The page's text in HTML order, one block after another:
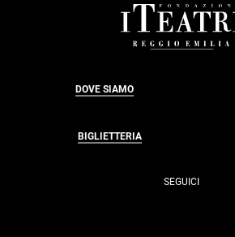
DOVE SIAMO
BIGLIETTERIA
SEGUICI